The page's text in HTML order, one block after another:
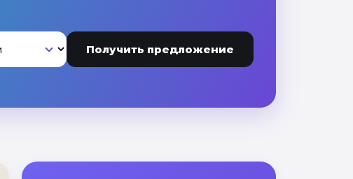
Получить предложение